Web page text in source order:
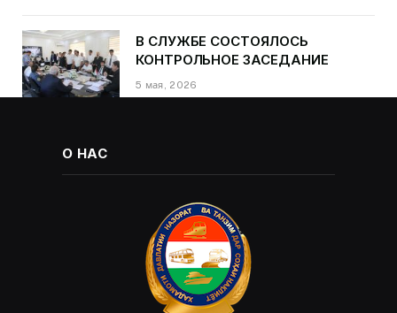
В СЛУЖБЕ СОСТОЯЛОСЬ
КОНТРОЛЬНОЕ ЗАСЕДАНИЕ
5 мая, 2026
О НАС